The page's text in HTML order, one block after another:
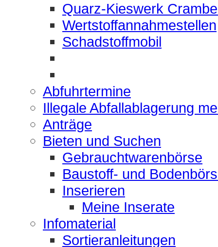
Quarz-Kieswerk
Wertstoffannahmestellen
Schadstoffmobil
Abfuhrtermine
Illegale Abfallablagerung
Anträge
Bieten und Suchen
Gebrauchtwarenbörse
Baustoff- und
Inserieren
Meine Inserate
Infomaterial
Sortieranleitungen